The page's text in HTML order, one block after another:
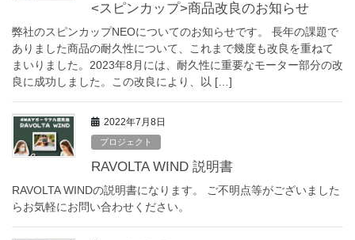
<スピンカップ>商品改良のお知らせ
弊社のスピンカップNEOについてのお知らせです。 長年の課題で
ありました商品の耐久性について、これまで幾度も改良を重ねて
まいりました。2023年8月には、耐久性に重要なモーター部分の改
良に成功しました。この改良により、以 […]
2022年7月8日
プロジェクト
RAVOLTA WIND 説明書
RAVOLTA WINDの説明書になります。 ご不明点等がございました
らお気軽にお問い合わせください。